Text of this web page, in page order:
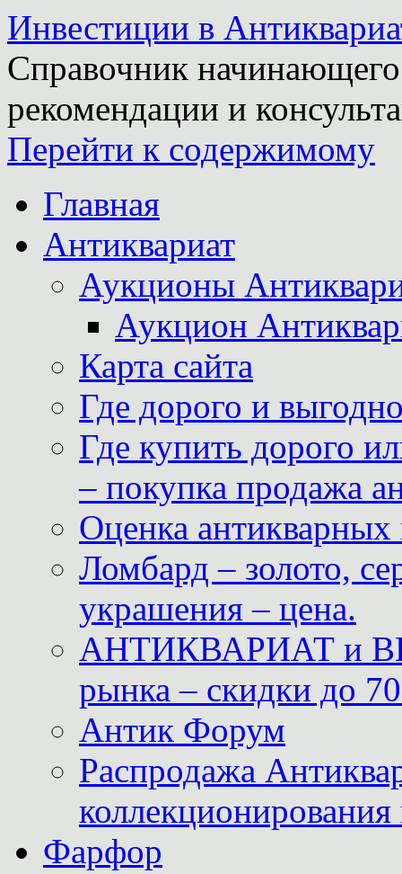
Инвестиции в
Справочник
рекомендации и
Перейти к содержимому
Главная
Антиквариат
Аукционы
Аукцион
Карта сайта
Где дорого и
Где купить дорого
– покупка продажа
Оценка антикварных
Ломбард – золото,
украшения – цена.
АНТИКВАРИАТ и
рынка – скидки до
Антик Форум
Распродажа
Фарфор